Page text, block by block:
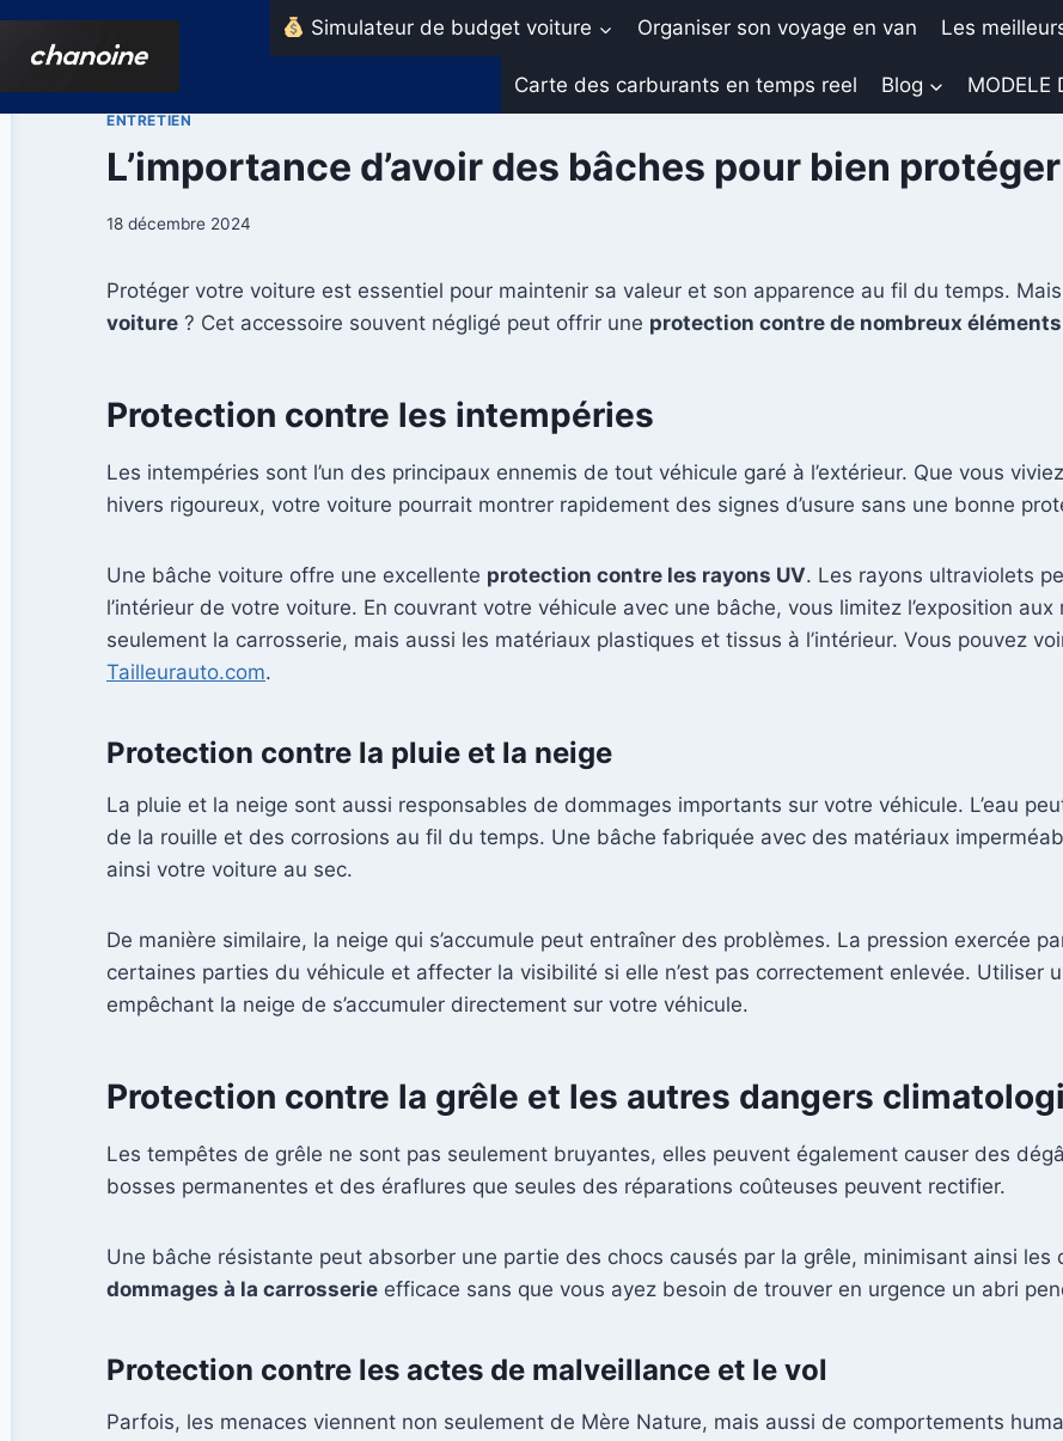
Aller
Simulateur de budget voiture Organiser son voyage en van Les
Carte des carburants en temps reel Blog MODELE
ENTRETIEN
L’importance d’avoir des bâches pour bien
18 décembre 2024
Protéger votre voiture est essentiel pour maintenir sa valeur et son apparence au fil du temps.
voiture ? Cet accessoire souvent négligé peut offrir une protection contre de nombreux
Protection contre les intempéries
Les intempéries sont l’un des principaux ennemis de tout véhicule garé à l’extérieur. Que vous
hivers rigoureux, votre voiture pourrait montrer rapidement des signes d’usure sans une bonne
Une bâche voiture offre une excellente protection contre les rayons UV. Les rayons ultraviolets
l’intérieur de votre voiture. En couvrant votre véhicule avec une bâche, vous limitez l’exposition
seulement la carrosserie, mais aussi les matériaux plastiques et tissus à l’intérieur. Vous pouvez
Tailleurauto.com.
Protection contre la pluie et la neige
La pluie et la neige sont aussi responsables de dommages importants sur votre véhicule. L’eau
de la rouille et des corrosions au fil du temps. Une bâche fabriquée avec des matériaux
ainsi votre voiture au sec.
De manière similaire, la neige qui s’accumule peut entraîner des problèmes. La pression exercée
certaines parties du véhicule et affecter la visibilité si elle n’est pas correctement enlevée. Utiliser
empêchant la neige de s’accumuler directement sur votre véhicule.
Protection contre la grêle et les autres dangers
Les tempêtes de grêle ne sont pas seulement bruyantes, elles peuvent également causer des
bosses permanentes et des éraflures que seules des réparations coûteuses peuvent rectifier.
Une bâche résistante peut absorber une partie des chocs causés par la grêle, minimisant ainsi les
dommages à la carrosserie efficace sans que vous ayez besoin de trouver en urgence un abri
Protection contre les actes de malveillance et le vol
Parfois, les menaces viennent non seulement de Mère Nature, mais aussi de comportements